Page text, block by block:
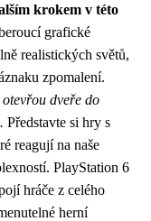
krokem v této
grafické
realistických světů,
zpomalení.
dveře do
Představte si hry s
reagují na naše
PlayStation 6
hráče z celého
herní